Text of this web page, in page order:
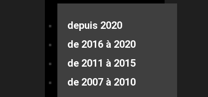
depuis 2020
de 2016 à 2020
de 2011 à 2015
de 2007 à 2010